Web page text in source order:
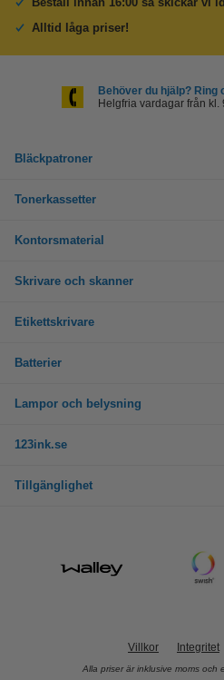
Alltid låga priser!
Behöver du hjälp? Ring
Helgfria vardagar från kl.
Bläckpatroner
Tonerkassetter
Kontorsmaterial
Skrivare och skanner
Etikettskrivare
Batterier
Lampor och belysning
123ink.se
Tillgänglighet
Villkor Integritet
Alla priser är inklusive moms och